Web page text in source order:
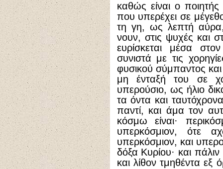
καθώς είναι ο
που υπερέχει σε
τη γη, ως λεπτή
νουν, στις ψυχές και
ευρίσκεται μέσα
συνιστά με τις
φυσικού σύμπαντος
μη ένταξή του σε
υπερούσιο, ως ήλιο
τα όντα και
παντί, και άμα τον
κόσμω είναι·
υπερκόσμιον, ότε
υπερκόσμιον, και
δόξα Κυρίου· και πάλιν
και λίθον τμηθέντα εξ